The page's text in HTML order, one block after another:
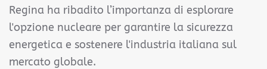
Regina ha ribadito l’importanza di esplorare
l'opzione nucleare per garantire la sicurezza
energetica e sostenere l'industria italiana sul
mercato globale.